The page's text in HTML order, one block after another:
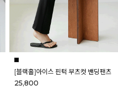
[블랙홀]아이스 핀턱 부츠컷 밴딩팬츠
25,800